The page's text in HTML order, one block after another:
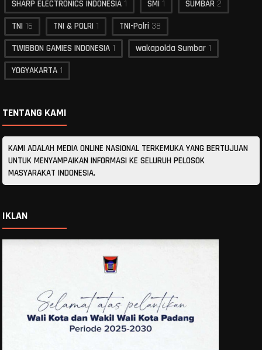
SHARP ELECTRONICS INDONESIA 1 SMI 1 SUMBAR 2
TNI 16 TNI & POLRI 1 TNI-Polri 38
TWIBBON GAMIES INDONESIA 1 wakapolda Sumbar 1
YOGYAKARTA 1
TENTANG KAMI
KAMI ADALAH MEDIA ONLINE NASIONAL TERKEMUKA YANG BERTUJUAN
UNTUK MENYAMPAIKAN INFORMASI KE SELURUH PELOSOK
MASYARAKAT INDONESIA.
IKLAN